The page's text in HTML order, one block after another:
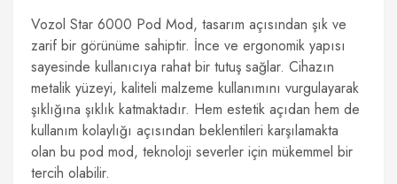
Vozol Star 6000 Pod Mod, tasarım açısından şık ve
zarif bir görünüme sahiptir. İnce ve ergonomik yapısı
sayesinde kullanıcıya rahat bir tutuş sağlar. Cihazın
metalik yüzeyi, kaliteli malzeme kullanımını vurgulayarak
şıklığına şıklık katmaktadır. Hem estetik açıdan hem de
kullanım kolaylığı açısından beklentileri karşılamakta
olan bu pod mod, teknoloji severler için mükemmel bir
tercih olabilir.